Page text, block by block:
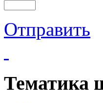
Отправить
Тематика